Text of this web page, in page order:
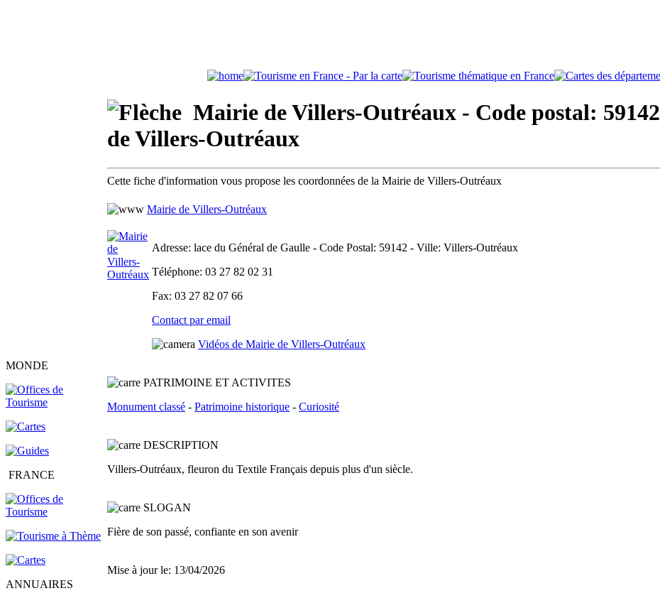
MONDE
FRANCE
ANNUAIRES
Mairie de Villers-Outréaux - Code postal: 59142
de Villers-Outréaux
Cette fiche d'information vous propose les coordonnées de la Mairie de Villers-Outréaux
Mairie de Villers-Outréaux
Adresse: lace du Général de Gaulle - Code Postal: 59142 - Ville: Villers-Outréaux
Téléphone: 03 27 82 02 31
Fax: 03 27 82 07 66
Contact par email
Vidéos de Mairie de Villers-Outréaux
PATRIMOINE ET ACTIVITES
Monument classé - Patrimoine historique - Curiosité
DESCRIPTION
Villers-Outréaux, fleuron du Textile Français depuis plus d'un siècle.
SLOGAN
Fière de son passé, confiante en son avenir
Mise à jour le: 13/04/2026